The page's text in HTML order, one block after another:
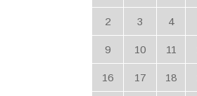
2 3 4
9 10 11
16 17 18